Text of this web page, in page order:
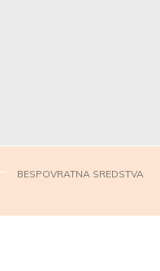
BESPOVRATNA SREDSTVA